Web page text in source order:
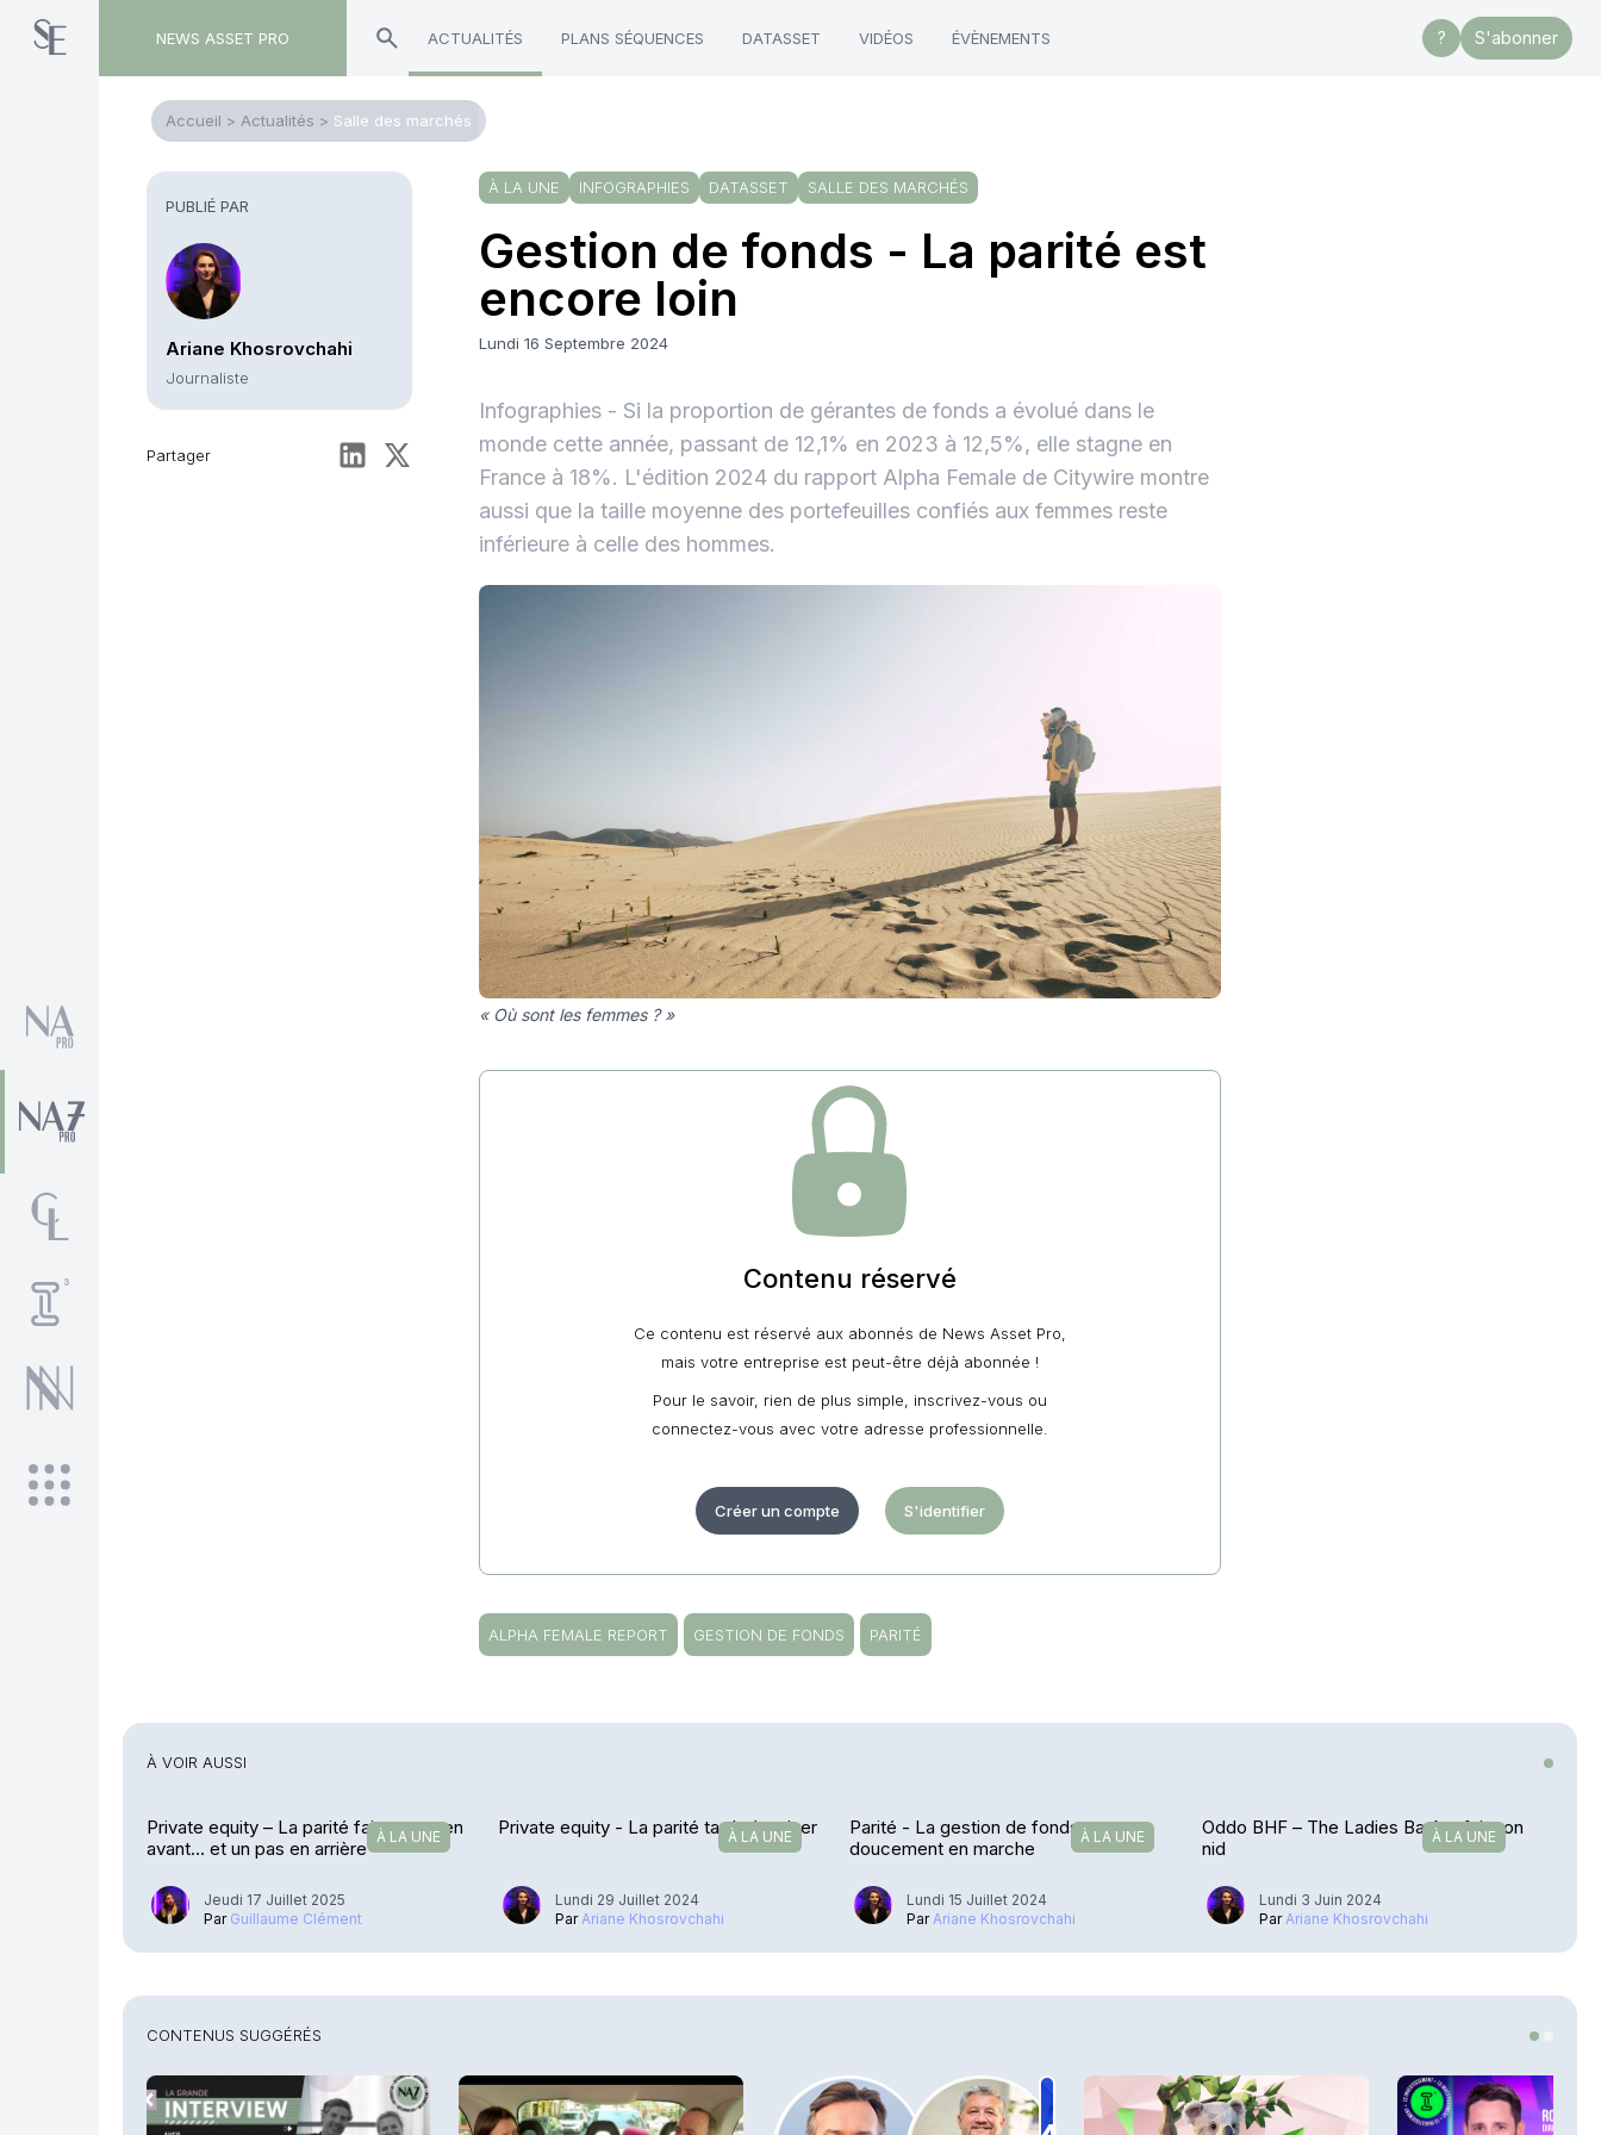
NEWS ASSET PRO ACTUALITÉS PLANS SÉQUENCES DATASSET VIDÉOS ÉVÈNEMENTS ? S'abonner
Accueil > Actualités > Salle des marchés
PUBLIÉ PAR
Ariane Khosrovchahi
Journaliste
Partager
À LA UNE INFOGRAPHIES DATASSET SALLE DES MARCHÉS
Gestion de fonds - La parité est
encore loin
Lundi 16 Septembre 2024
Infographies - Si la proportion de gérantes de fonds a évolué dans le
monde cette année, passant de 12,1% en 2023 à 12,5%, elle stagne en
France à 18%. L'édition 2024 du rapport Alpha Female de Citywire montre
aussi que la taille moyenne des portefeuilles confiés aux femmes reste
inférieure à celle des hommes.
« Où sont les femmes ? »
Contenu réservé
Ce contenu est réservé aux abonnés de News Asset Pro,
mais votre entreprise est peut-être déjà abonnée !
Pour le savoir, rien de plus simple, inscrivez-vous ou
connectez-vous avec votre adresse professionnelle.
Créer un compte S'identifier
ALPHA FEMALE REPORT GESTION DE FONDS PARITÉ
À VOIR AUSSI
À LA UNE
Private equity – La parité fait un pas en
avant… et un pas en arrière
Jeudi 17 Juillet 2025
Par Guillaume Clément
À LA UNE
Private equity - La parité tarde à arriver
Lundi 29 Juillet 2024
Par Ariane Khosrovchahi
À LA UNE
Parité - La gestion de fonds se met
doucement en marche
Lundi 15 Juillet 2024
Par Ariane Khosrovchahi
À LA UNE
Oddo BHF – The Ladies Bank a fait son
nid
Lundi 3 Juin 2024
Par Ariane Khosrovchahi
CONTENUS SUGGÉRÉS